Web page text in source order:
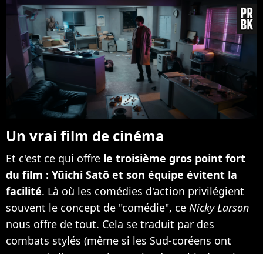
Un vrai film de cinéma
Et c'est ce qui offre le troisième gros point fort
du film : Yūichi Satō et son équipe évitent la
facilité. Là où les comédies d'action privilégient
souvent le concept de "comédie", ce Nicky Larson
nous offre de tout. Cela se traduit par des
combats stylés (même si les Sud-coréens ont